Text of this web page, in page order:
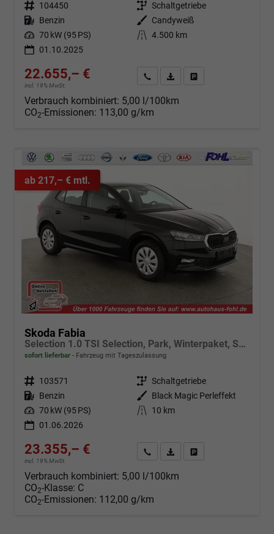
Fahrzeugnr. 104450 Getriebe Schaltgetriebe
Kraftstoff Benzin Außenfarbe
Candyweiß
Leistung 70 kW (95 PS) Kilometerstand 4.500 km
01.10.2025
22.655,– €
incl. 19% MwSt.
Angebot anfordern
Fahrzeugexpose (PDF)
Verbrauch kombiniert: 5,00 l/100km
CO2-Emissionen: 113,00 g/km
ab 217,– € mtl.
Skoda Fabia
Selection 1.0 TSI Selection, Park, Winterpaket, SmartLink, 4 J.-Garantie
sofort lieferbar Fahrzeug mit Tageszulassung
Fahrzeugnr. 103571 Getriebe Schaltgetriebe
Kraftstoff Benzin Außenfarbe
Black Magic Perleffekt
Leistung 70 kW (95 PS) Kilometerstand
10 km
01.06.2026
23.355,– €
incl. 19% MwSt.
Angebot anfordern
Fahrzeugexpose (PDF)
Verbrauch kombiniert: 5,00 l/100km
CO2-Klasse: C
CO2-Emissionen: 112,00 g/km